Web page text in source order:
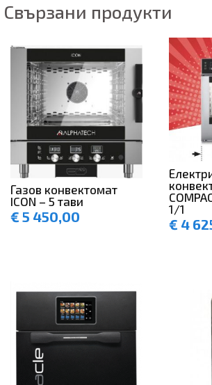
Свързани продукти
Газов конвектомат
ICON – 5 тави
€ 5 450,00
1/1
€ 4